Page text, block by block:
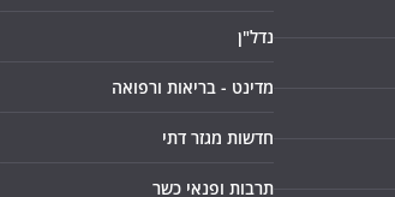
נדל"ן
מדינט - בריאות ורפואה
חדשות מגזר דתי
תרבות ופנאי כשר